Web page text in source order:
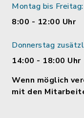
Montag bis Freitag:
8:00 - 12:00 Uhr
Donnerstag
14:00 - 18:00 Uhr
Wenn möglich
mit den